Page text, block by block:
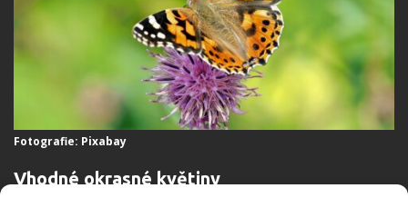
Fotografie: Pixabay
Vhodné okrasné květiny